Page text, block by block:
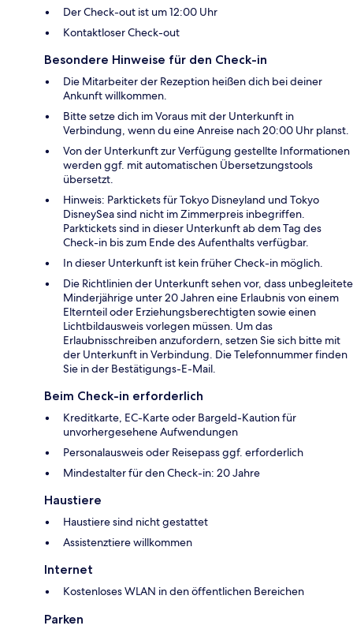
Der Check-out ist um 12:00 Uhr
Kontaktloser Check-out
Besondere Hinweise für den Check-in
Die Mitarbeiter der Rezeption heißen dich bei deiner
Ankunft willkommen.
Bitte setze dich im Voraus mit der Unterkunft in
Verbindung, wenn du eine Anreise nach 20:00 Uhr planst.
Von der Unterkunft zur Verfügung gestellte Informationen
werden ggf. mit automatischen Übersetzungstools
übersetzt.
Hinweis: Parktickets für Tokyo Disneyland und Tokyo
DisneySea sind nicht im Zimmerpreis inbegriffen.
Parktickets sind in dieser Unterkunft ab dem Tag des
Check-in bis zum Ende des Aufenthalts verfügbar.
In dieser Unterkunft ist kein früher Check-in möglich.
Die Richtlinien der Unterkunft sehen vor, dass unbegleitete
Minderjährige unter 20 Jahren eine Erlaubnis von einem
Elternteil oder Erziehungsberechtigten sowie einen
Lichtbildausweis vorlegen müssen. Um das
Erlaubnisschreiben anzufordern, setzen Sie sich bitte mit
der Unterkunft in Verbindung. Die Telefonnummer finden
Sie in der Bestätigungs-E-Mail.
Beim Check-in erforderlich
Kreditkarte, EC-Karte oder Bargeld-Kaution für
unvorhergesehene Aufwendungen
Personalausweis oder Reisepass ggf. erforderlich
Mindestalter für den Check-in: 20 Jahre
Haustiere
Haustiere sind nicht gestattet
Assistenztiere willkommen
Internet
Kostenloses WLAN in den öffentlichen Bereichen
Parken